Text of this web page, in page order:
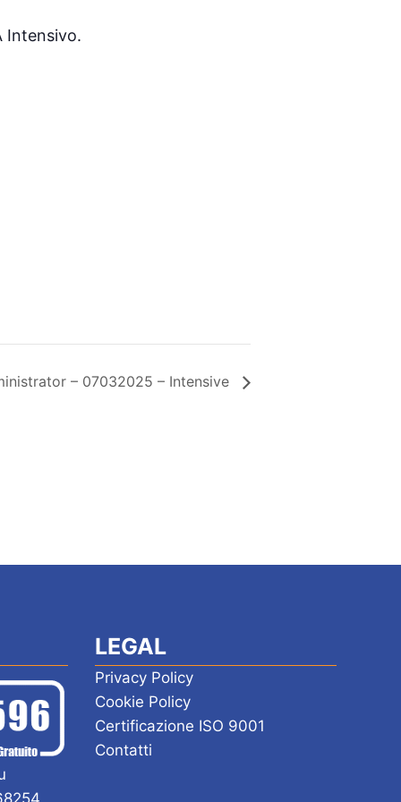
Intensivo.
– 07032025 – Intensive
LEGAL
Privacy Policy
Cookie Policy
Certificazione ISO 9001
Contatti